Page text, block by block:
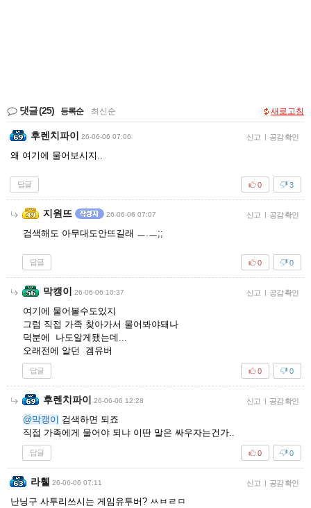
댓글(25) 등록순 최신순 새로고침
후렌치파이 26-06-06 07:06 신고 | 공감 확인
왜 여기에 물어보시지..
답글 3
0
지원뜨 26-06-06 07:07 신고 | 공감 확인
검색해도 아무대도안뜨길래 ㅡ.ㅡ;;
답글 0
0
막캥이 26-06-06 10:37 신고 | 공감 확인
여기에 물어볼수도있지
그럼 직접 가족 찾아가서 물어봐야돼나
덕분에 나도알게됐는데...
오래전에 알던 겜유버
답글 0
0
후렌치파이 26-06-06 12:28 신고 | 공감 확인
@막캥이 검색하면 되죠
직접 가족에게 물어야 되냐 이딴 말은 싸우자는건가..
답글 0
0
라휄 26-06-06 07:11 신고 | 공감 확인
난닝구 사투리쓰시는 게임유투버? ㅆㅂㄹㅁ